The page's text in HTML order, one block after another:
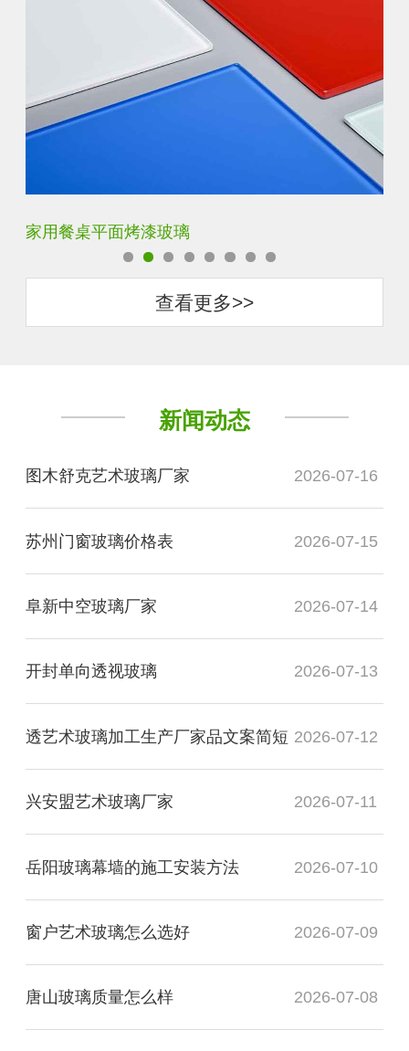
家用餐桌平面烤漆玻璃
查看更多>>
新闻动态
图木舒克艺术玻璃厂家 2026-07-16
苏州门窗玻璃价格表 2026-07-15
阜新中空玻璃厂家 2026-07-14
开封单向透视玻璃 2026-07-13
透艺术玻璃加工生产厂家品文案简短 2026-07-12
兴安盟艺术玻璃厂家 2026-07-11
岳阳玻璃幕墙的施工安装方法 2026-07-10
窗户艺术玻璃怎么选好 2026-07-09
唐山玻璃质量怎么样 2026-07-08